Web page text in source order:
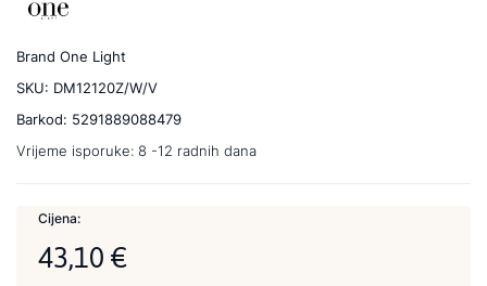
Brand One Light
SKU: DM12120Z/W/V
Barkod: 5291889088479
Vrijeme isporuke: 8 -12 radnih dana
Cijena:
43,10 €